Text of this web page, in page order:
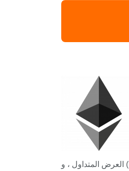
حاليًا ، الايثيريوم (ETH) في المرتبة رقم 2 بسعر 3،044.95 دولارًا في نظام التشفير بأكمله ، والذي يتضمن 120.38 مليون دولار (120،375،536.69 ETH) العرض المتداول ، و